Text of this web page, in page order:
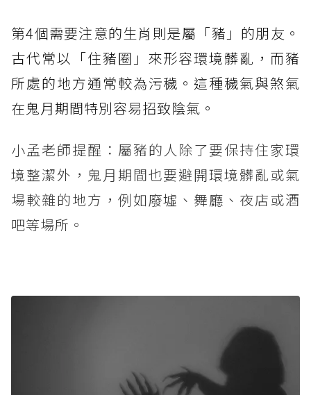
第4個需要注意的生肖則是屬「豬」的朋友。
古代常以「住豬圈」來形容環境髒亂，而豬
所處的地方通常較為污穢。這種穢氣與煞氣
在鬼月期間特別容易招致陰氣。
小孟老師提醒：屬豬的人除了要保持住家環
境整潔外，鬼月期間也要避開環境髒亂或氣
場較雜的地方，例如廢墟、舞廳、夜店或酒
吧等場所。